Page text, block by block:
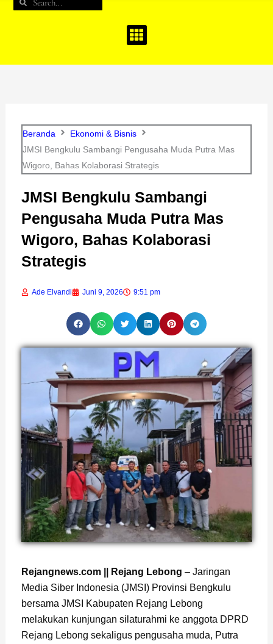
Beranda
Ekonomi & Bisnis
JMSI Bengkulu Sambangi Pengusaha Muda Putra Mas
Wigoro, Bahas Kolaborasi Strategis
JMSI Bengkulu Sambangi
Pengusaha Muda Putra Mas
Wigoro, Bahas Kolaborasi
Strategis
Ade Elvandi Juni 9, 2026 9:51 pm
Rejangnews.com || Rejang Lebong – Jaringan
Media Siber Indonesia (JMSI) Provinsi Bengkulu
bersama JMSI Kabupaten Rejang Lebong
melakukan kunjungan silaturahmi ke anggota DPRD
Rejang Lebong sekaligus pengusaha muda, Putra
Page
, Page
, Page